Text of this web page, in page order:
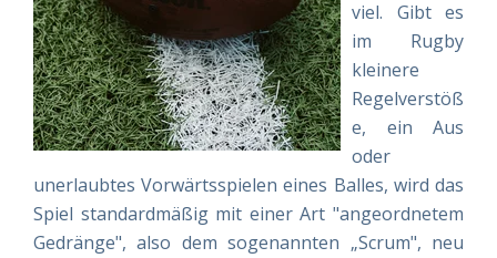
viel. Gibt es
im Rugby
kleinere
Regelverstöß
e, ein Aus
oder
unerlaubtes Vorwärtsspielen eines Balles, wird das
Spiel standardmäßig mit einer Art "angeordnetem
Gedränge", also dem sogenannten „Scrum", neu